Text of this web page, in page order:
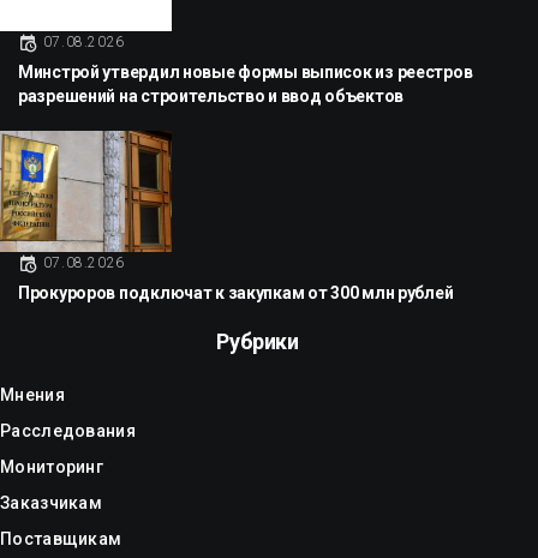
07.08.2026
Минстрой утвердил новые формы выписок из реестров
разрешений на строительство и ввод объектов
07.08.2026
Прокуроров подключат к закупкам от 300 млн рублей
Рубрики
Мнения
Расследования
Мониторинг
Заказчикам
Поставщикам